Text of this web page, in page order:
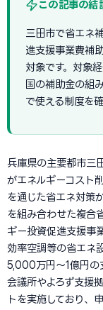
この記事の結
三田市で省エネ
進支援事業費補
対象です。対象
国の補助金の組
で使える制度を
兵庫県の主要都市三
がエネルギーコスト
を通じた省エネ対策
を組み合わせた複合
ギー投資促進支援事
効率空調等の省エネ
5,000万円〜1億円の
会議所やよろず支援
トを実施しており、